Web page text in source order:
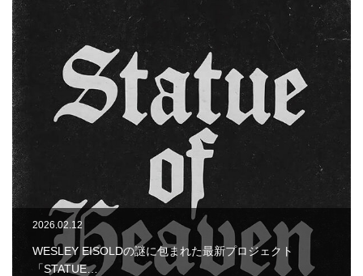
2026.02.12
WESLEY EISOLDの謎に包まれた最新プロジェクト
「STATUE…